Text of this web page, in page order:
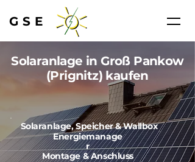
GSE
Solaranlage in Groß Pankow
(Prignitz) kaufen
Solaranlage, Speicher & Wallbox
Energiemanage
r
Montage & Anschluss